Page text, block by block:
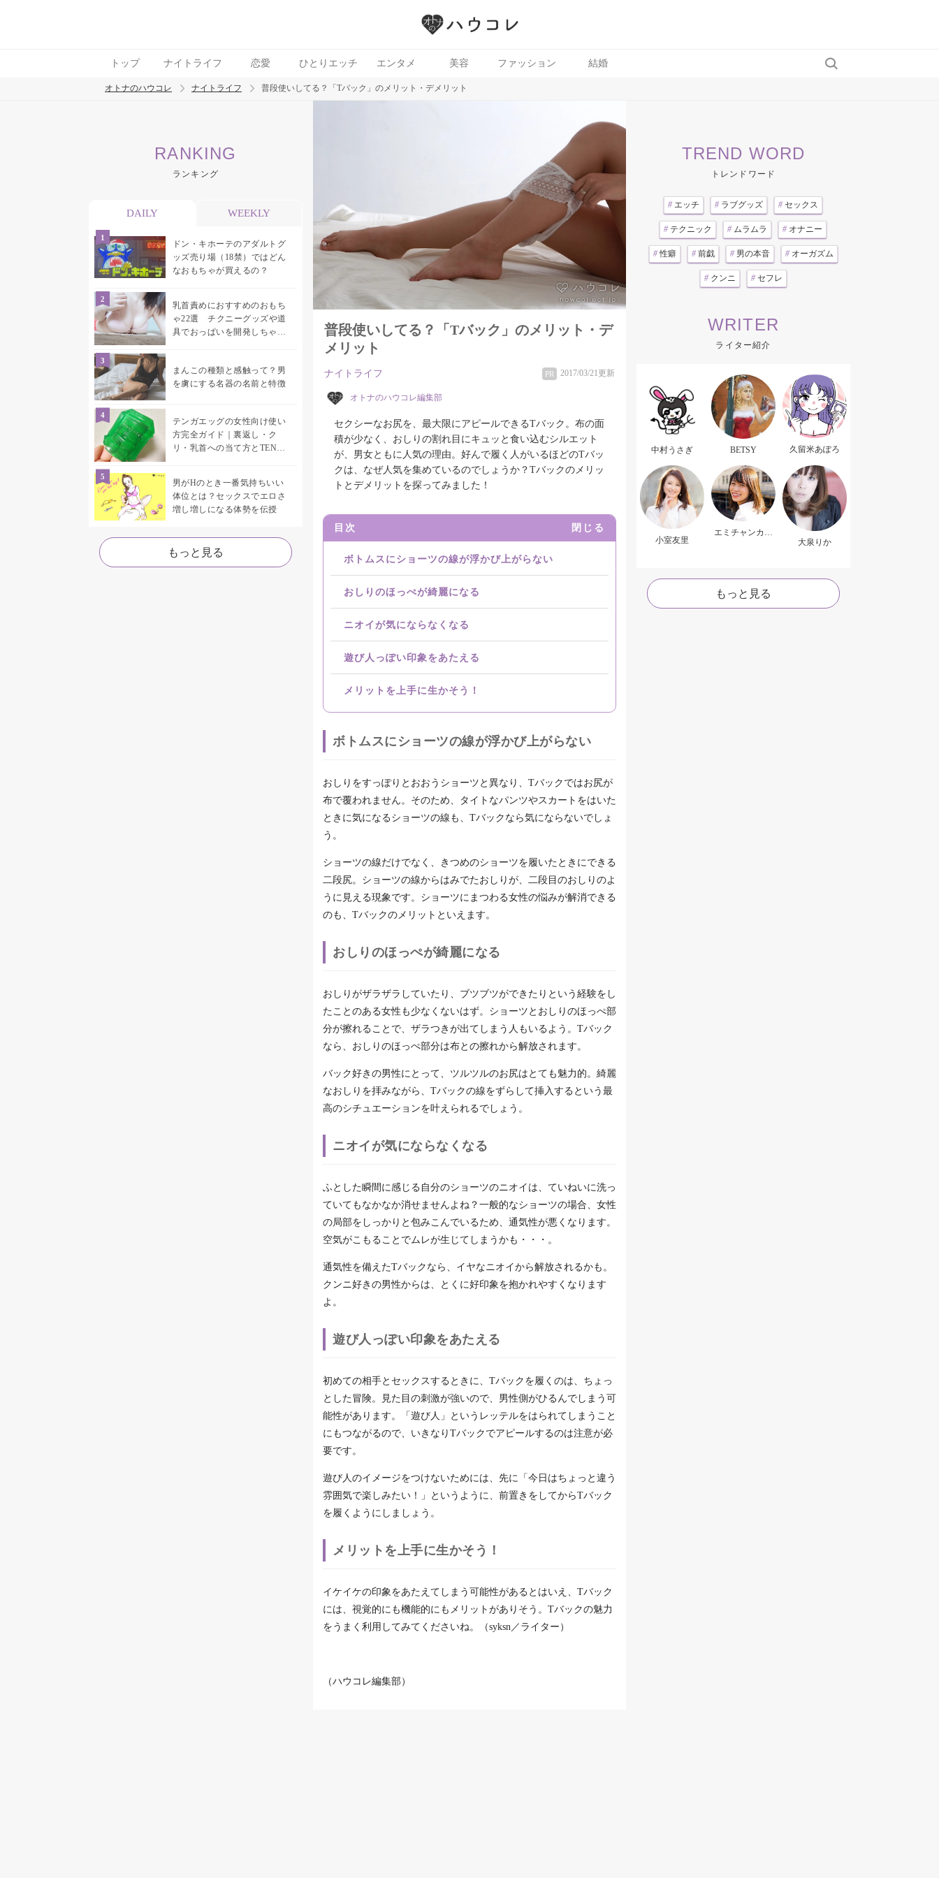
トップ ナイトライフ 恋愛 ひとりエッチ エンタメ 美容 ファッション 結婚
トレンド ワード
オトナのハウコレ ナイトライフ 普段使いしてる？「Tバック」のメリット・デメリット
RANKING
ランキング
DAILY WEEKLY
ドン・キホーテのアダルトグ
ッズ売り場（18禁）ではどん
なおもちゃが買えるの？
乳首責めにおすすめのおもち
ゃ22選 チクニーグッズや道
具でおっぱいを開発しちゃお
まんこの種類と感触って？男
を虜にする名器の名前と特徴
テンガエッグの女性向け使い
方完全ガイド｜裏返し・ク
リ・乳首への当て方とTENGA
男がHのとき一番気持ちいい
体位とは？セックスでエロさ
増し増しになる体勢を伝授
もっと見る
普段使いしてる？「Tバック」のメリット・デ
メリット
ナイトライフ PR 2017/03/21更新
オトナのハウコレ編集部
セクシーなお尻を、最大限にアピールできるTバック。布の面
積が少なく、おしりの割れ目にキュッと食い込むシルエット
が、男女ともに人気の理由。好んで履く人がいるほどのTバッ
クは、なぜ人気を集めているのでしょうか？Tバックのメリッ
トとデメリットを探ってみました！
目次 閉じる
ボトムスにショーツの線が浮かび上がらない
おしりのほっぺが綺麗になる
ニオイが気にならなくなる
遊び人っぽい印象をあたえる
メリットを上手に生かそう！
ボトムスにショーツの線が浮かび上がらない
おしりをすっぽりとおおうショーツと異なり、Tバックではお尻が
布で覆われません。そのため、タイトなパンツやスカートをはいた
ときに気になるショーツの線も、Tバックなら気にならないでしょ
う。
ショーツの線だけでなく、きつめのショーツを履いたときにできる
二段尻。ショーツの線からはみでたおしりが、二段目のおしりのよ
うに見える現象です。ショーツにまつわる女性の悩みが解消できる
のも、Tバックのメリットといえます。
おしりのほっぺが綺麗になる
おしりがザラザラしていたり、ブツブツができたりという経験をし
たことのある女性も少なくないはず。ショーツとおしりのほっぺ部
分が擦れることで、ザラつきが出てしまう人もいるよう。Tバック
なら、おしりのほっぺ部分は布との擦れから解放されます。
バック好きの男性にとって、ツルツルのお尻はとても魅力的。綺麗
なおしりを拝みながら、Tバックの線をずらして挿入するという最
高のシチュエーションを叶えられるでしょう。
ニオイが気にならなくなる
ふとした瞬間に感じる自分のショーツのニオイは、ていねいに洗っ
ていてもなかなか消せませんよね？一般的なショーツの場合、女性
の局部をしっかりと包みこんでいるため、通気性が悪くなります。
空気がこもることでムレが生じてしまうかも・・・。
通気性を備えたTバックなら、イヤなニオイから解放されるかも。
クンニ好きの男性からは、とくに好印象を抱かれやすくなります
よ。
遊び人っぽい印象をあたえる
初めての相手とセックスするときに、Tバックを履くのは、ちょっ
とした冒険。見た目の刺激が強いので、男性側がひるんでしまう可
能性があります。「遊び人」というレッテルをはられてしまうこと
にもつながるので、いきなりTバックでアピールするのは注意が必
要です。
遊び人のイメージをつけないためには、先に「今日はちょっと違う
雰囲気で楽しみたい！」というように、前置きをしてからTバック
を履くようにしましょう。
メリットを上手に生かそう！
イケイケの印象をあたえてしまう可能性があるとはいえ、Tバック
には、視覚的にも機能的にもメリットがありそう。Tバックの魅力
をうまく利用してみてくださいね。（syksn／ライター）
（ハウコレ編集部）
TREND WORD
トレンドワード
# エッチ # ラブグッズ # セックス
# テクニック # ムラムラ # オナニー
# 性癖 # 前戯 # 男の本音 # オーガズム
# クンニ # セフレ
WRITER
ライター紹介
中村うさぎ BETSY 久留米あぽろ
小室友里
エミチャンカパ
大泉りか
もっと見る